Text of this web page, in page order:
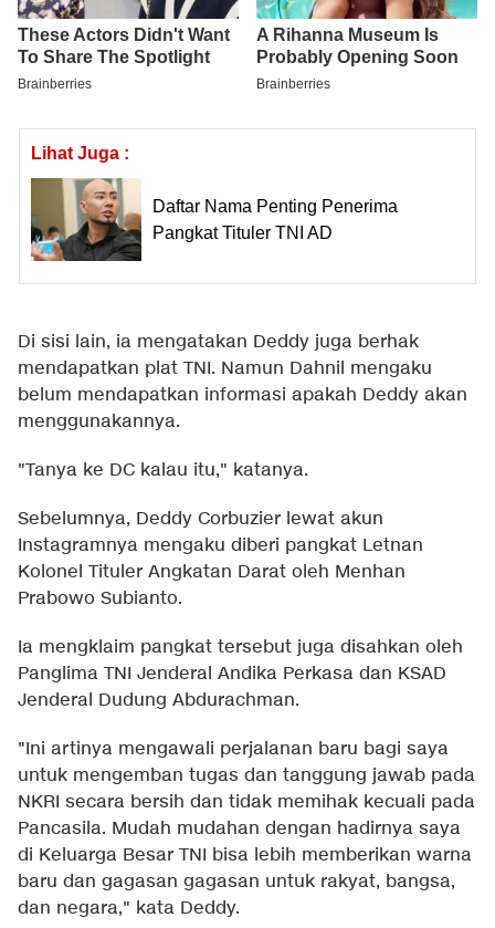
Lihat Juga :
Daftar Nama Penting Penerima
Pangkat Tituler TNI AD
Di sisi lain, ia mengatakan Deddy juga berhak
mendapatkan plat TNI. Namun Dahnil mengaku
belum mendapatkan informasi apakah Deddy akan
menggunakannya.
"Tanya ke DC kalau itu," katanya.
Sebelumnya, Deddy Corbuzier lewat akun
Instagramnya mengaku diberi pangkat Letnan
Kolonel Tituler Angkatan Darat oleh Menhan
Prabowo Subianto.
Ia mengklaim pangkat tersebut juga disahkan oleh
Panglima TNI Jenderal Andika Perkasa dan KSAD
Jenderal Dudung Abdurachman.
"Ini artinya mengawali perjalanan baru bagi saya
untuk mengemban tugas dan tanggung jawab pada
NKRI secara bersih dan tidak memihak kecuali pada
Pancasila. Mudah mudahan dengan hadirnya saya
di Keluarga Besar TNI bisa lebih memberikan warna
baru dan gagasan gagasan untuk rakyat, bangsa,
dan negara," kata Deddy.